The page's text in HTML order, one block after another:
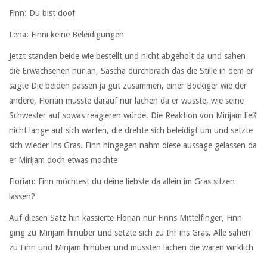
Finn: Du bist doof
Lena: Finni keine Beleidigungen
Jetzt standen beide wie bestellt und nicht abgeholt da und sahen
die Erwachsenen nur an, Sascha durchbrach das die Stille in dem er
sagte Die beiden passen ja gut zusammen, einer Bockiger wie der
andere, Florian musste darauf nur lachen da er wusste, wie seine
Schwester auf sowas reagieren würde. Die Reaktion von Mirijam ließ
nicht lange auf sich warten, die drehte sich beleidigt um und setzte
sich wieder ins Gras. Finn hingegen nahm diese aussage gelassen da
er Mirijam doch etwas mochte
Florian: Finn möchtest du deine liebste da allein im Gras sitzen
lassen?
Auf diesen Satz hin kassierte Florian nur Finns Mittelfinger, Finn
ging zu Mirijam hinüber und setzte sich zu Ihr ins Gras. Alle sahen
zu Finn und Mirijam hinüber und mussten lachen die waren wirklich